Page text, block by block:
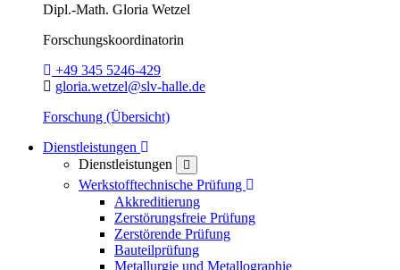
Dipl.-Math. Gloria Wetzel
Forschungs­koordinatorin
Telefon:
+49 345 5246-429
E-Mail:
gloria.wetzel@slv-halle.de
Forschung (Übersicht)
Dienstleistungen
Dienstleistungen
Werkstofftechnische Prüfung Toggle Dropdown
Akkreditierung
Zerstörungsfreie Prüfung
Zerstörende Prüfung
Bauteilprüfung
Metallurgie und Metallographie